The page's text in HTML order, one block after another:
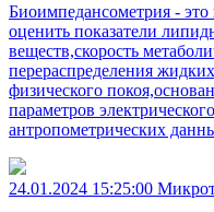
Биоимпедансометрия -
оценить показатели
веществ,скорость
перераспределения
физического
параметров
антропометрических
24.01.2024 15:25:00